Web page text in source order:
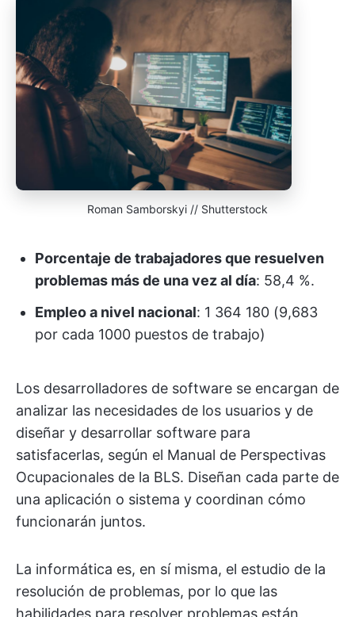
Roman Samborskyi // Shutterstock
Porcentaje de trabajadores que resuelven
problemas más de una vez al día: 58,4 %.
Empleo a nivel nacional: 1 364 180 (9,683
por cada 1000 puestos de trabajo)
Los desarrolladores de software se encargan de
analizar las necesidades de los usuarios y de
diseñar y desarrollar software para
satisfacerlas, según el Manual de Perspectivas
Ocupacionales de la BLS. Diseñan cada parte de
una aplicación o sistema y coordinan cómo
funcionarán juntos.
La informática es, en sí misma, el estudio de la
resolución de problemas, por lo que las